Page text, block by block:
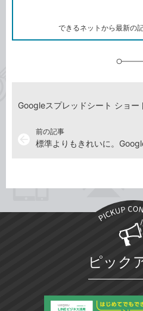
できるネットから最新の
前の記事
ピック